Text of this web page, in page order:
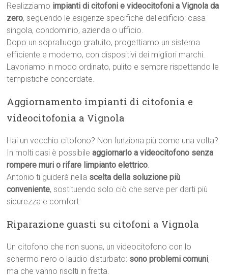
Realizziamo impianti di citofoni e videocitofoni a Vignola da
zero, seguendo le esigenze specifiche delledificio: casa
singola, condominio, azienda o ufficio.
Dopo un sopralluogo gratuito, progettiamo un sistema
efficiente e moderno, con dispositivi dei migliori marchi.
Lavoriamo in modo ordinato, pulito e sempre rispettando le
tempistiche concordate.
Aggiornamento impianti di citofonia e
videocitofonia a Vignola
Hai un vecchio citofono? Non funziona più come una volta?
In molti casi è possibileaggiornarlo a videocitofono senza
rompere muri o rifare limpianto elettrico.
Antonio ti guiderà nella scelta della soluzione più
conveniente, sostituendo solo ciò che serve per darti più
sicurezza e comfort.
Riparazione guasti su citofoni a Vignola
Un citofono che non suona, un videocitofono con lo
schermo nero o laudio disturbato: sono problemi comuni,
ma che vanno risolti in fretta.